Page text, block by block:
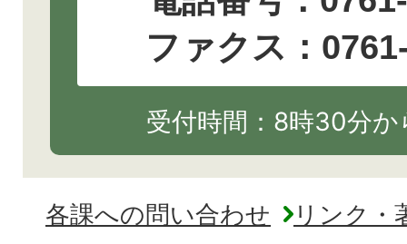
ファクス：
受付時間：8時30分
各課への問い合わせ
リンク・